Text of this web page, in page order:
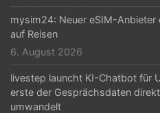
mysim24: Neuer eSIM-
auf Reisen
6. August 2026
livestep launcht KI-Chatbot für
erste der Gesprächsdaten
umwandelt